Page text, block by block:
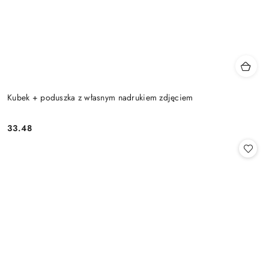
Kubek + poduszka z własnym nadrukiem zdjęciem
Cena:
33.48